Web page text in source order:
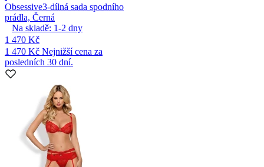
Obsessive3-dílná sada spodního
prádla, Černá
Na skladě: 1-2 dny
1 470 Kč
1 470 Kč Nejnižší cena za
posledních 30 dní.